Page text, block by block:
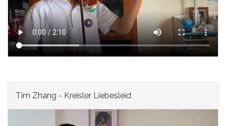
Tim Zhang - Kreisler Liebesleid